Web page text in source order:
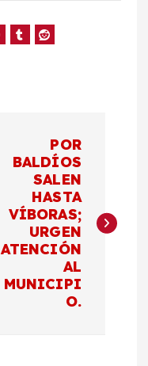
POR
BALDÍOS
SALEN
HASTA
VÍBORAS;
URGEN
ATENCIÓN
AL
MUNICIPI
O.